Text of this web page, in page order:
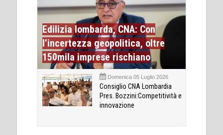
Edilizia lombarda, CNA: Con
l’incertezza geopolitica, oltre
150mila imprese rischiano
Domenica 05 Luglio 2026
Consiglio CNA Lombardia
Pres. Bozzini:Competitività e
innovazione